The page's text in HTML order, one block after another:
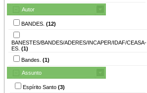
Autor
BANDES. (12)
BANESTES/BANDES/ADERES/INCAPER/IDAF/CEASA-
ES. (1)
Bandes. (1)
Assunto
Espírito Santo (3)